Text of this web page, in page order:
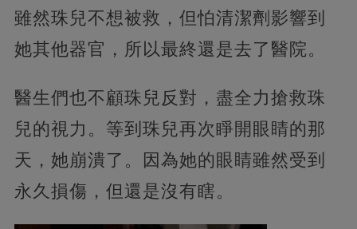
雖然珠兒不想被救，但怕清潔劑影響到
她其他器官，所以最終還是去了醫院。
醫生們也不顧珠兒反對，盡全力搶救珠
兒的視力。等到珠兒再次睜開眼睛的那
天，她崩潰了。因為她的眼睛雖然受到
永久損傷，但還是沒有瞎。